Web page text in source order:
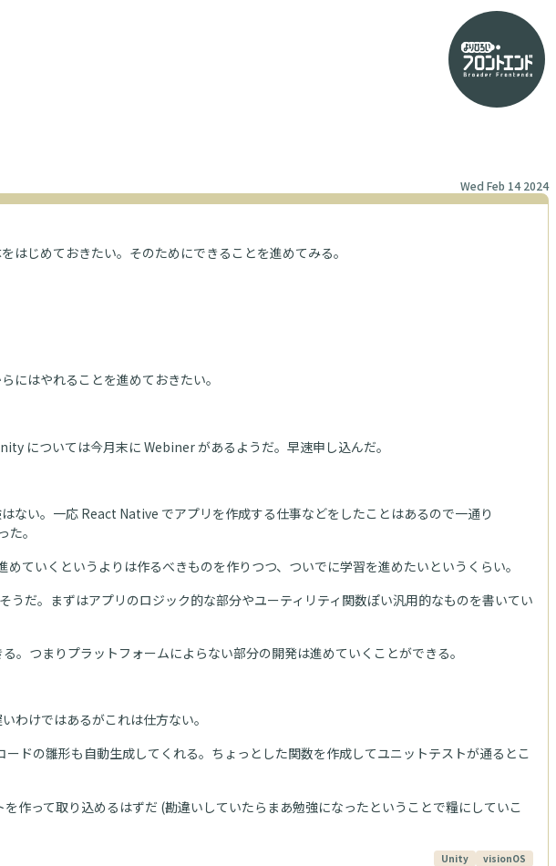
Wed Feb 14 2024
はじめておきたい。そのためにできることを進めてみる。
にはやれることを進めておきたい。
については今月末に Webiner があるようだ。早速申し込んだ。
ない。一応 React Native でアプリを作成する仕事などをしたことはあるので一通り
。
ていくというよりは作るべきものを作りつつ、ついでに学習を進めたいというくらい。
だ。まずはアプリのロジック的な部分やユーティリティ関数ぽい汎用的なものを書いてい
つまりプラットフォームによらない部分の開発は進めていくことができる。
わけではあるがこれは仕方ない。
ドの雛形も自動生成してくれる。ちょっとした関数を作成してユニットテストが通るとこ
って取り込めるはずだ (勘違いしていたらまあ勉強になったということで糧にしていこ
Unity visionOS